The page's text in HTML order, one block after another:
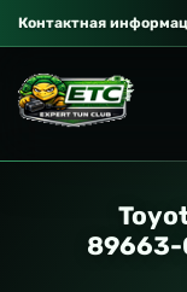
Контактная
89663-